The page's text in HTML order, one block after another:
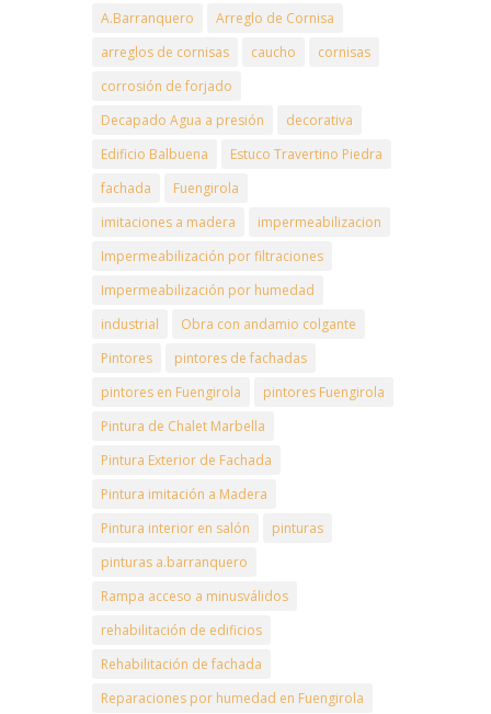
A.Barranquero
Arreglo de Cornisa
arreglos de cornisas
caucho
cornisas
corrosión de forjado
Decapado Agua a presión
decorativa
Edificio Balbuena
Estuco Travertino Piedra
fachada
Fuengirola
imitaciones a madera
impermeabilizacion
Impermeabilización por filtraciones
Impermeabilización por humedad
industrial
Obra con andamio colgante
Pintores
pintores de fachadas
pintores en Fuengirola
pintores Fuengirola
Pintura de Chalet Marbella
Pintura Exterior de Fachada
Pintura imitación a Madera
Pintura interior en salón
pinturas
pinturas a.barranquero
Rampa acceso a minusválidos
rehabilitación de edificios
Rehabilitación de fachada
Reparaciones por humedad en Fuengirola